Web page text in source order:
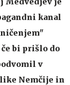
kanal
bi prišlo do
v
Nemčije in